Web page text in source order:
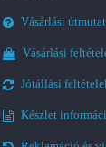
Vásárlási
Vásárlási
Jótállási
Készlet